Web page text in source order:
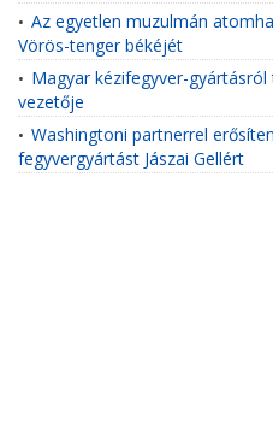
• Az egyetlen muzulmán
Vörös-tenger békéjét
• Magyar kézifegyver-
vezetője
• Washingtoni partnerrel
fegyvergyártást Jászai Gellért